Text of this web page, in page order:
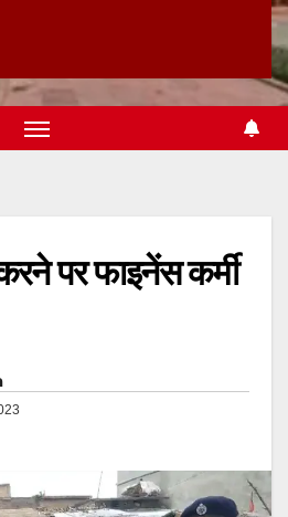
पर फाइनेंस कर्मी